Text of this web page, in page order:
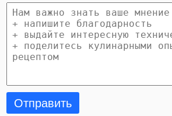
Отправить